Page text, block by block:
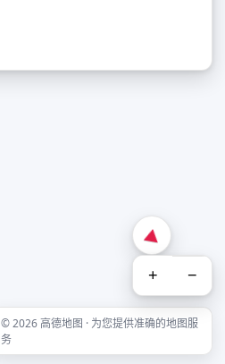
+ −
© 2026 高德地图 · 为您提供准确的地图服
务